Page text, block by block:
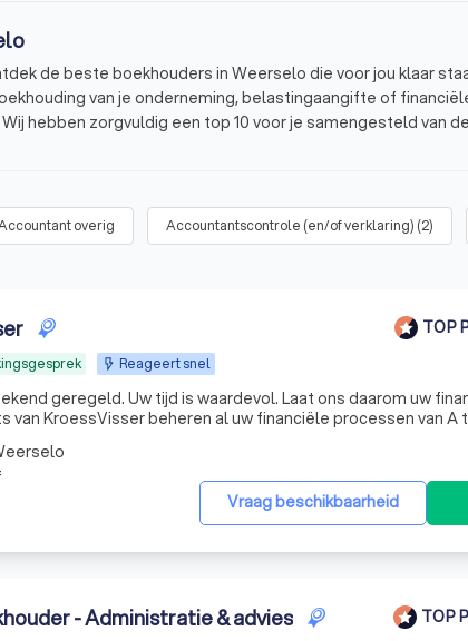
de beste boekhouders in Weerselo die voor jou klaar
van je onderneming, belastingaangifte of
hebben zorgvuldig een top 10 voor je samengesteld van
Ontdek de mogelijkheden
overig Accountantscontrole (en/of verklaring) (2)
TOP
Reageert snel
ons daarom uw financiële zorgen uit handen
van KroessVisser beheren al uw financiële processen van A
Vraag beschikbaarheid
- Administratie & advies TOP